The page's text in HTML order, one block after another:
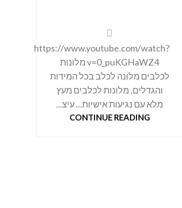
https://www.youtube.com/watch?
v=0_puKGHaWZ4 מלונות
לכלבים מלונה לכלב בכל המידות
והגדלים, מלונות לכלבים מעץ
מלא עם נגיעות אישיות... עיצ...
CONTINUE READING